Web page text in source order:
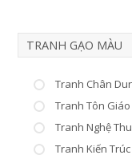
TRANH GẠO MÀU
Tranh Chân
Tranh Tôn Giáo
Tranh Nghệ
Tranh Kiến Trúc